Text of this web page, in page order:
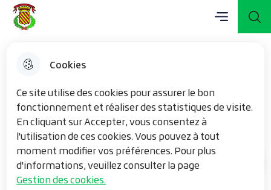
Cookies
Ce site utilise des cookies pour assurer le bon
fonctionnement et réaliser des statistiques de visite.
En cliquant sur Accepter, vous consentez à
l'utilisation de ces cookies. Vous pouvez à tout
moment modifier vos préférences. Pour plus
d'informations, veuillez consulter la page
Gestion des cookies.
Aller
au
Consulter
le plan du
Menu
Église catholique Saint-
Charles-Borromée
Accueil Ma commune